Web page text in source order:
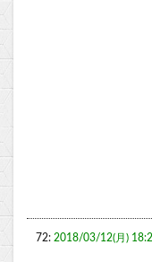
72: 2018/03/12(月)